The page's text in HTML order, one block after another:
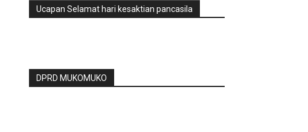
Ucapan Selamat hari kesaktian pancasila
DPRD MUKOMUKO